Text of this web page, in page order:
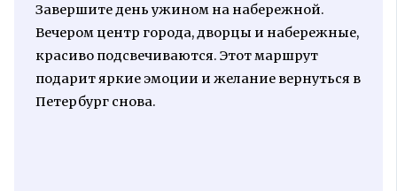
Завершите день ужином на набережной.
Вечером центр города, дворцы и набережные,
красиво подсвечиваются. Этот маршрут
подарит яркие эмоции и желание вернуться в
Петербург снова.